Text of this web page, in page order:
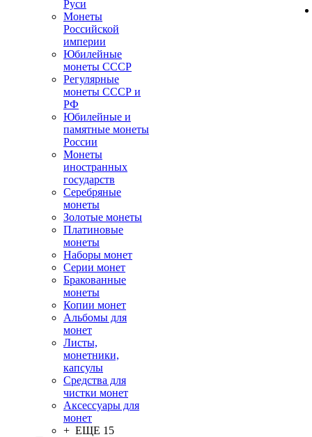
Руси
Монеты
Российской
империи
Юбилейные
монеты СССР
Регулярные
монеты СССР и
РФ
Юбилейные и
памятные монеты
России
Монеты
иностранных
государств
Серебряные
монеты
Золотые монеты
Платиновые
монеты
Наборы монет
Серии монет
Бракованные
монеты
Копии монет
Альбомы для
монет
Листы,
монетники,
капсулы
Средства для
чистки монет
Аксессуары для
монет
+ ЕЩЕ 15